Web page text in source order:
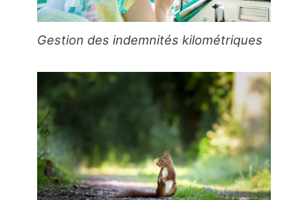
Gestion des indemnités kilométriques